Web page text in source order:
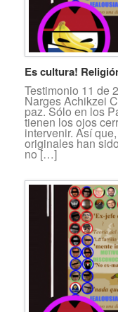
Es cultura!
Testimonio 11 de
Narges Achikzei
paz. Sólo en los
tienen los ojos
intervenir. Así
originales han
no […]